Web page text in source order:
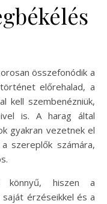
összefonódik a
előrehalad, a
kell szembenézniük,
is. A harag által
gyakran vezetnek el
szereplők számára,
könnyű, hiszen a
saját érzéseikkel és a